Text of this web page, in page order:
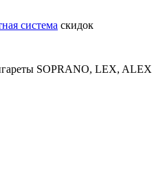
система скидок
SOPRANO, LEX, ALEX